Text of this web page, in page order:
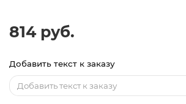
814 руб.
Добавить текст к заказу